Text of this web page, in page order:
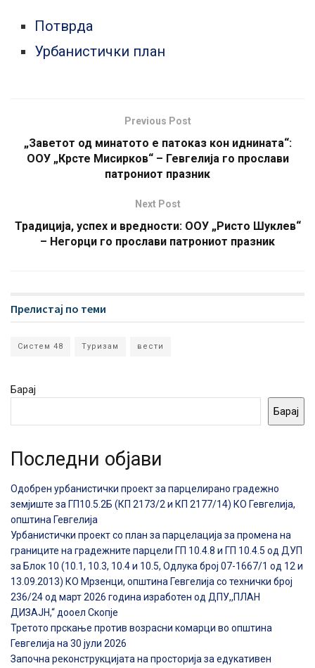
Потврда
Урбанистички план
Previous Post
„Заветот од минатото е патоказ кон иднината“:
ООУ „Крсте Мисирков“ – Гевгелија го прослави
патрониот празник
Next Post
Традиција, успех и вредности: ООУ „Ристо Шуклев“
– Негорци го прослави патрониот празник
Прелистај по теми
Систем 48 Туризам вести
Барај
Барај
Последни објави
Одобрен урбанистички проект за парцелирано градежно
земјиште за ГП10.5.2Б (КП 2173/2 и КП 2177/14) КО Гевгелија,
општина Гевгелија
Урбанистички проект со план за парцелација за промена на
границите на градежните парцели ГП 10.4.8 и ГП 10.4.5 од ДУП
за Блок 10 (10.1, 10.3, 10.4 и 10.5, Одлука број 07-1667/1 од 12 и
13.09.2013) КО Мрзенци, општина Гевгелија со технички број
236/24 од март 2026 година изработен од ДПУ,,ПЛАН
ДИЗАЈН,“ дооел Скопје
Третото прскање против возрасни комарци во општина
Гевгелија на 30 јули 2026
Започна реконструкцијата на просторија за едукативен